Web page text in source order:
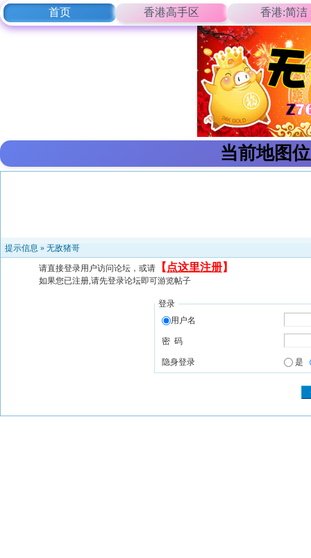
首页 香港高手区 香港:简洁
当前地图
提示信息 » 无敌猪哥
请直接登录用户访问论坛，或请 【 点这里注册】
如果您已注册,请先登录论坛即可游览帖子
登录
用户名
密 码
隐身登录 是